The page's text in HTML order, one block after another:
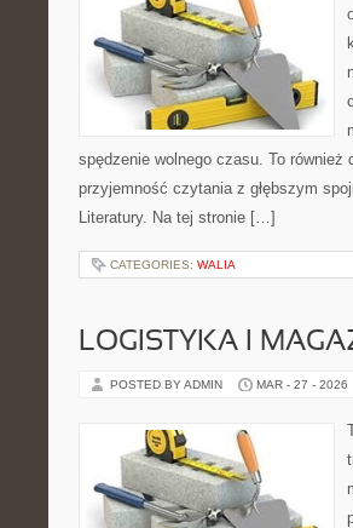
spędzenie wolnego czasu. To również
przyjemność czytania z głębszym
Literatury. Na tej stronie […]
CATEGORIES: WALIA
LOGISTYKA I
POSTED BY ADMIN MAR - 27 - 2026